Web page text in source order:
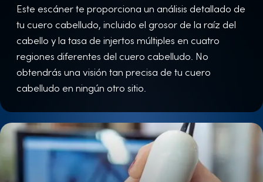
Este escáner te proporciona un análisis detallado de
tu cuero cabelludo, incluido el grosor de la raíz del
cabello y la tasa de injertos múltiples en cuatro
regiones diferentes del cuero cabelludo. No
obtendrás una visión tan precisa de tu cuero
cabelludo en ningún otro sitio.